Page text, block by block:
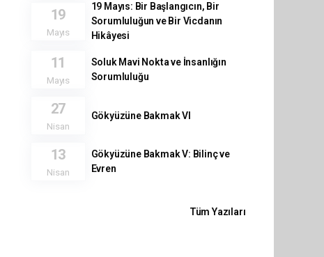
19
Mayıs
19 Mayıs: Bir Başlangıcın, Bir
Sorumluluğun ve Bir Vicdanın
Hikâyesi
11
Mayıs
Soluk Mavi Nokta ve İnsanlığın
Sorumluluğu
27
Nisan
Gökyüzüne Bakmak VI
13
Nisan
Gökyüzüne Bakmak V: Bilinç ve
Evren
Tüm Yazıları